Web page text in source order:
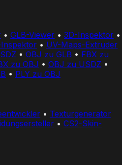
• GLB-Viewer • 3D-Inspektor •
• UV-Maps-Extruder
• OBJ zu GLB • FBX zu
zu OBJ • OBJ zu USDZ •
• PLY zu OBJ
• Texturgenerator
• CS2-Skin-